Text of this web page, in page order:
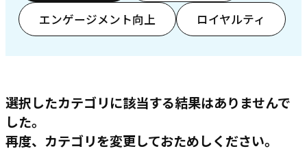
エンゲージメント向上 ロイヤルティ
選択したカテゴリに該当する結果はありませんで
した。
再度、カテゴリを変更しておためしください。